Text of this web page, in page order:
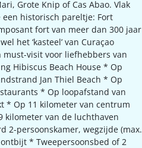
Grote Knip of Cas Abao. Vlak
historisch pareltje: Fort
fort van meer dan 300 jaar
het ‘kasteel’ van Curaçao
must-visit voor liefhebbers van
Hibiscus Beach House * Op
Jan Thiel Beach * Op
* Op loopafstand van
* Op 11 kilometer van centrum
kilometer van de luchthaven
2-persoonskamer, wegzijde (max.
* Tweepersoonsbed of 2